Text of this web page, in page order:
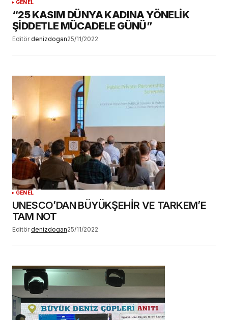
GENEL
“25 KASIM DÜNYA KADINA YÖNELİK
ŞİDDETLE MÜCADELE GÜNÜ”
Editör denizdogan25/11/2022
GENEL
UNESCO’DAN BÜYÜKŞEHİR VE TARKEM’E
TAM NOT
Editör denizdogan25/11/2022